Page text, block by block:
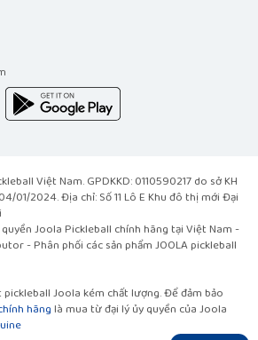
Việt Nam. GPDKKD: 0110590217 do sở KH
01/2024. Địa chỉ: Số 11 Lô E Khu đô thị mới Đại
Joola Pickleball chính hãng tại Việt Nam -
- Phân phối các sản phẩm JOOLA pickleball
Joola kém chất lượng. Để đảm bảo
hãnglà mua từ đại lý ủy quyền của Joola